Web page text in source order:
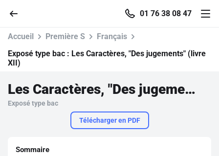
01 76 38 08 47
Parcourir
Accueil Première S
Français
Exposé type bac : Les Caractères, "Des jugements" (livre
XII)
Les Caractères, "Des jugements" (livre XII)
Exposé type bac
Télécharger en PDF
Sommaire